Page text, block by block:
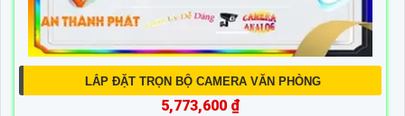
LẮP ĐẶT TRỌN BỘ CAMERA VĂN PHÒNG
5,773,600 ₫